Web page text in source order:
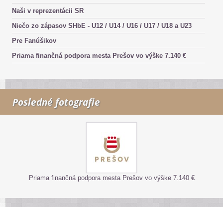
Naši v reprezentácii SR
Niečo zo zápasov SHbE - U12 / U14 / U16 / U17 / U18 a U23
Pre Fanúšikov
Priama finančná podpora mesta Prešov vo výške 7.140 €
Posledné fotografie
Priama finančná podpora mesta Prešov vo výške 7.140 €